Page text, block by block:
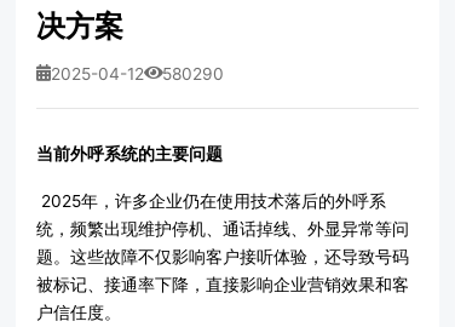
决方案
2025-04-12 580290
当前外呼系统的主要问题
2025年，许多企业仍在使用技术落后的外呼系
统，频繁出现维护停机、通话掉线、外显异常等问
题。这些故障不仅影响客户接听体验，还导致号码
被标记、接通率下降，直接影响企业营销效果和客
户信任度。